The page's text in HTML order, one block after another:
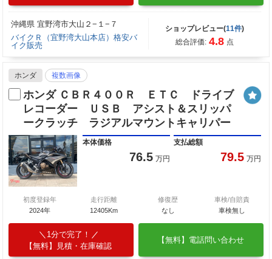
沖縄県 宜野湾市大山２−１−７
バイクＲ（宜野湾大山本店）格安バ
イク販売
ショップレビュー(11件)
総合評価: 4.8 点
ホンダ 複数画像
ホンダ ＣＢＲ４００Ｒ ＥＴＣ ドライブ
レコーダー ＵＳＢ アシスト＆スリッパ
ークラッチ ラジアルマウントキャリパー
本体価格
76.5 万円
支払総額
79.5 万円
初度登録年
2024年
走行距離
12405Km
修復歴
なし
車検/自賠責
車検無し
1分で完了！
【無料】見積・在庫確認
【無料】電話問い合わせ